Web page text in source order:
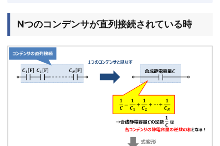
Nつのコンデンサが直列接続されている時